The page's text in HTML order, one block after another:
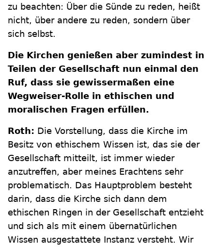
zu beachten: Über die Sünde zu reden, heißt
nicht, über andere zu reden, sondern über
sich selbst.
Die Kirchen genießen aber zumindest in
Teilen der Gesellschaft nun einmal den
Ruf, dass sie gewissermaßen eine
Wegweiser-Rolle in ethischen und
moralischen Fragen erfüllen.
Roth: Die Vorstellung, dass die Kirche im
Besitz von ethischem Wissen ist, das sie der
Gesellschaft mitteilt, ist immer wieder
anzutreffen, aber meines Erachtens sehr
problematisch. Das Hauptproblem besteht
darin, dass die Kirche sich dann dem
ethischen Ringen in der Gesellschaft entzieht
und sich als mit einem übernatürlichen
Wissen ausgestattete Instanz versteht. Wir